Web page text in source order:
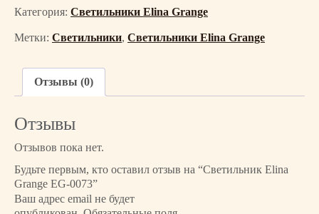
ч
е
о
о
в
р
а
С
Категория: Светильники Elina Grange
Метки: Светильники, Светильники Elina Grange
Отзывы (0)
Отзывы
Отзывов пока нет.
Будьте первым, кто оставил отзыв на “Светильник Elina
Grange EG-0073”
Ваш адрес email не будет